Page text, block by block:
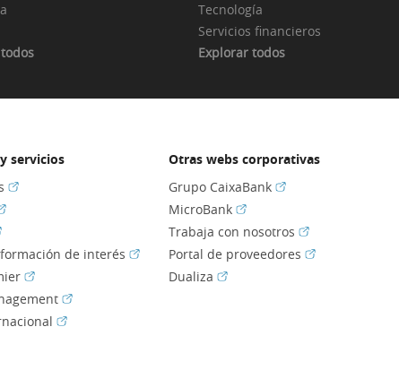
Tecnología
Servicios financieros
Explorar todos
servicios
(Abrir en ventana nueva)
en ventana nueva)
en ventana nueva)
de interés (Abrir en ventana nueva)
(Abrir en ventana nueva)
(Abrir en ventana nueva)
(Abrir en ventana nueva)
en ventana nueva)
en ventana nueva)
Otras webs corporativas
Grupo CaixaBank(Abrir en ventana
MicroBank(Abrir en ventana nueva)
Trabaja con nosotros(Abrir en
Portal de proveedores(Abrir en
Dualiza(Abrir en ventana nueva)